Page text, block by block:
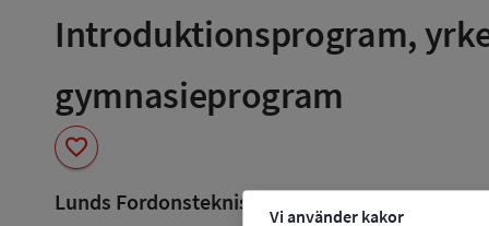
Vi använder kakor
Introduktionsprogram,
gymnasieprogram
favorite
favorit
Lunds Fordonstekniska Gymn.